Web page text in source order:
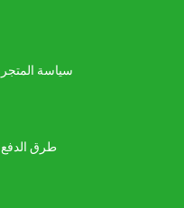
سياسة المتجر
طرق الدفع